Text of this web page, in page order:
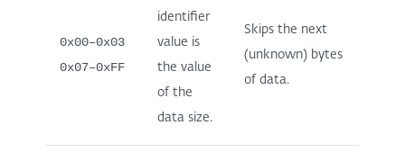
0x00–0x03
0x07–0xFF
identifier
value is
the value
of the
data size.
Skips the next
(unknown) bytes
of data.